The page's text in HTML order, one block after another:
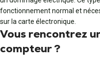
fonctionnement normal et
sur la carte électronique.
Vous rencontrez
compteur ?